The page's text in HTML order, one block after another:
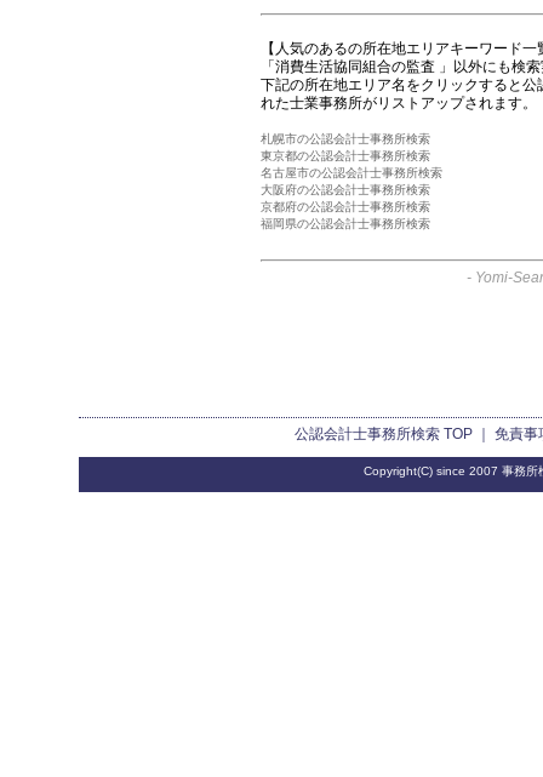
【人気のあるの所在地エリアキーワード一
「消費生活協同組合の監査 」以外にも検
下記の所在地エリア名をクリックすると
れた士業事務所がリストアップされます。
札幌市の公認会計士事務所検索
東京都の公認会計士事務所検索
名古屋市の公認会計士事務所検索
大阪府の公認会計士事務所検索
京都府の公認会計士事務所検索
福岡県の公認会計士事務所検索
- Yomi-
公認会計士事務所検索TOP ｜ 免責事
Copyright(C) since 2007 事務所